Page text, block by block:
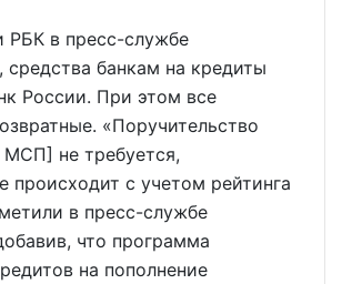
РБК в пресс-службе
средства банкам на кредиты
России. При этом все
«Поручительство
МСП] не требуется,
происходит с учетом рейтинга
в пресс-службе
что программа
на пополнение